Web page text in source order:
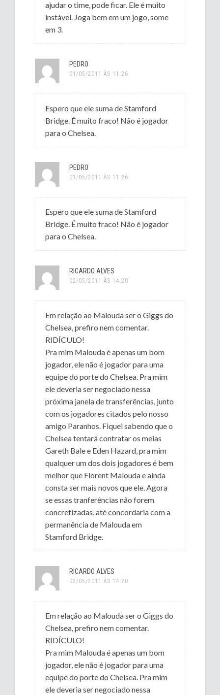
ajudar o time, pode ficar. Ele é muito
instável. Joga bem em um jogo, some
em 3.
PEDRO
01/05/2011 ÀS 11:26
Espero que ele suma de Stamford
Bridge. É muito fraco! Não é jogador
para o Chelsea.
PEDRO
01/05/2011 ÀS 11:26
Espero que ele suma de Stamford
Bridge. É muito fraco! Não é jogador
para o Chelsea.
RICARDO ALVES
02/05/2011 ÀS 14:20
Em relação ao Malouda ser o Giggs do
Chelsea, prefiro nem comentar.
RIDÍCULO!
Pra mim Malouda é apenas um bom
jogador, ele não é jogador para uma
equipe do porte do Chelsea. Pra mim
ele deveria ser negociado nessa
próxima janela de transferências, junto
com os jogadores citados pelo nosso
amigo Paranhos. Fiquei sabendo que o
Chelsea tentará contratar os meias
Gareth Bale e Eden Hazard, pra mim
qualquer um dos dois jogadores é bem
melhor que Florent Malouda e ainda
consta ser mais novos que ele. Agora
se essas tranferências não forem
concretizadas, até concordaria com a
permanência de Malouda em
Stamford Bridge.
RICARDO ALVES
02/05/2011 ÀS 14:20
Em relação ao Malouda ser o Giggs do
Chelsea, prefiro nem comentar.
RIDÍCULO!
Pra mim Malouda é apenas um bom
jogador, ele não é jogador para uma
equipe do porte do Chelsea. Pra mim
ele deveria ser negociado nessa